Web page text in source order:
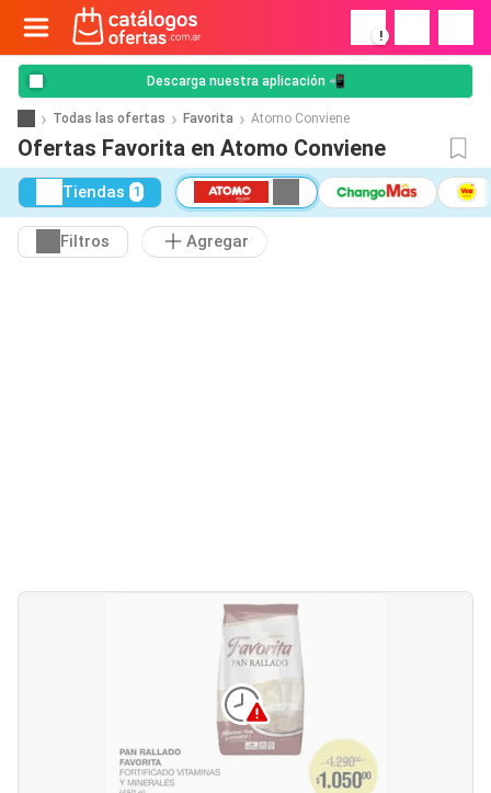
!
Descarga nuestra aplicación 📲
Todas las ofertas Favorita Atomo Conviene
Ofertas Favorita en Atomo Conviene
Tiendas 1
Filtros Agregar